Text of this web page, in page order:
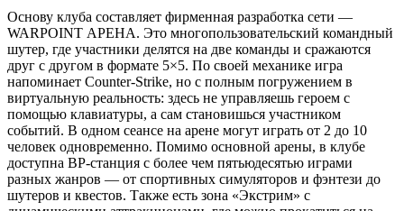
Основу клуба составляет фирменная разработка сети —
WARPOINT АРЕНА. Это многопользовательский командный
шутер, где участники делятся на две команды и сражаются
друг с другом в формате 5×5. По своей механике игра
напоминает Counter-Strike, но с полным погружением в
виртуальную реальность: здесь не управляешь героем с
помощью клавиатуры, а сам становишься участником
событий. В одном сеансе на арене могут играть от 2 до 10
человек одновременно. Помимо основной арены, в клубе
доступна ВР-станция с более чем пятьюдесятью играми
разных жанров — от спортивных симуляторов и фэнтези до
шутеров и квестов. Также есть зона «Экстрим» с